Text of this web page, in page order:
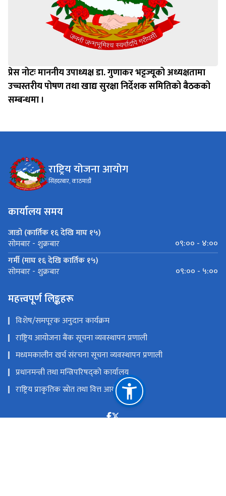
प्रेस नोटः माननीय उपाध्यक्ष डा. गुणाकर भट्टज्यूको अध्यक्षतामा
उच्चस्तरीय पोषण तथा खाद्य सुरक्षा निर्देशक समितिको बैठकको
सम्बन्धमा ।
राष्ट्रिय योजना आयोग
सिंहदरबार, काठमाडौं
कार्यालय समय
जाडो (कार्तिक १६ देखि माघ १५)
सोमबार - शुक्रबार
०९:०० - ४:००
गर्मी (माघ १६ देखि कार्तिक १५)
सोमबार - शुक्रबार ०९:०० - ५:००
महत्त्वपूर्ण लिङ्कहरू
विशेष/समपूरक अनुदान कार्यक्रम
राष्ट्रिय आयोजना बैंक सूचना व्यवस्थापन प्रणाली
मध्यमकालीन खर्च संरचना सूचना व्यवस्थापन प्रणाली
प्रधानमन्त्री तथा मन्त्रिपरिषद्को कार्यालय
राष्ट्रिय प्राकृतिक स्रोत तथा वित्त आयोग